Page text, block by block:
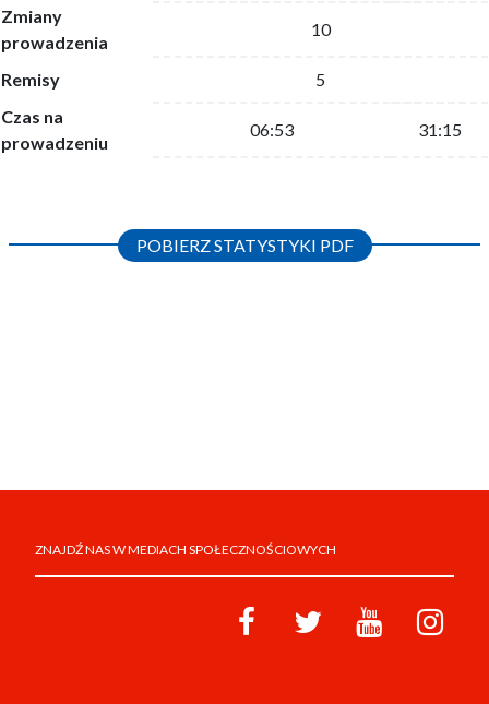
Zmiany
prowadzenia
10
Remisy
5
Czas na
prowadzeniu
06:53 31:15
POBIERZ STATYSTYKI PDF
ZNAJDŹ NAS W MEDIACH SPOŁECZNOŚCIOWYCH